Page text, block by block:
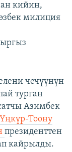
кийин,
милиция
чечүүнүн
турган
Азимбек
Үңкүр-Тоону
президенттен
кайрылды.